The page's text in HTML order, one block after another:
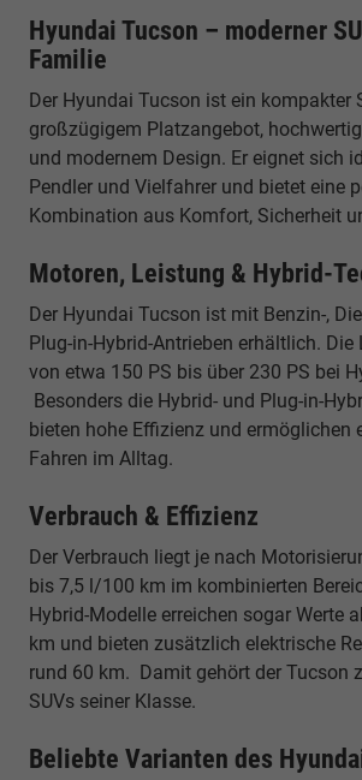
Hyundai Tucson – moderner
Familie
Der Hyundai Tucson ist ein kompakter
großzügigem Platzangebot,
und modernem Design. Er eignet sich
Pendler und Vielfahrer und bietet eine
Kombination aus Komfort, Sicherheit
Motoren, Leistung & Hybrid-
Der Hyundai Tucson ist mit Benzin-,
Plug-in-Hybrid-Antrieben erhältlich.
von etwa 150 PS bis über 230 PS bei
Besonders die Hybrid- und Plug-in-
bieten hohe Effizienz und ermöglichen
Fahren im Alltag.
Verbrauch & Effizienz
Der Verbrauch liegt je nach
bis 7,5 l/100 km im kombinierten
Hybrid-Modelle erreichen sogar Werte
km und bieten zusätzlich elektrische
rund 60 km. Damit gehört der Tucson
SUVs seiner Klasse.
Beliebte Varianten des